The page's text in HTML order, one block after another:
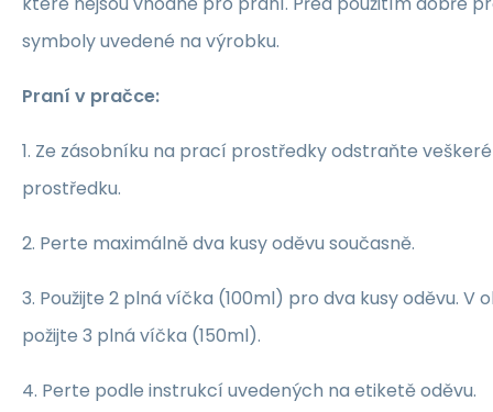
symboly uvedené na výrobku.
Praní v pračce:
1. Ze zásobníku na prací prostředky odstraňte
prostředku.
2. Perte maximálně dva kusy oděvu současně.
3. Použijte 2 plná víčka (100ml) pro dva kusy oděvu. V
požijte 3 plná víčka (150ml).
4. Perte podle instrukcí uvedených na etiketě oděvu.